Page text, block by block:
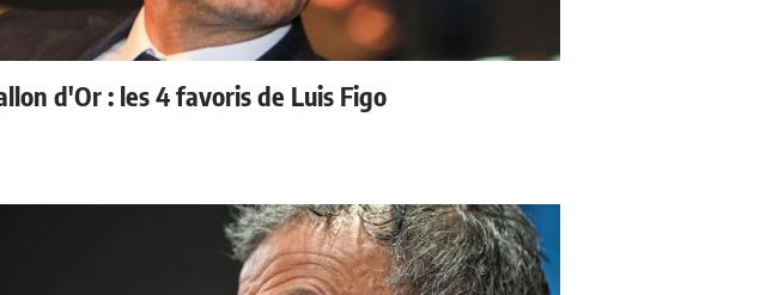
d'Or : les 4 favoris de Luis Figo